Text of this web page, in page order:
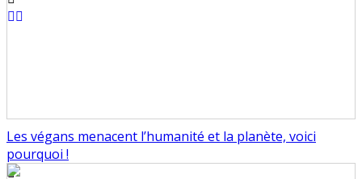
Les végans menacent l’humanité et la planète, voici
pourquoi !